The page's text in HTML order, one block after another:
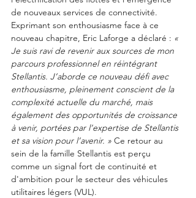
de nouveaux services de connectivité.
Exprimant son enthousiasme face à ce
nouveau chapitre, Eric Laforge a déclaré : «
Je suis ravi de revenir aux sources de mon
parcours professionnel en réintégrant
Stellantis. J’aborde ce nouveau défi avec
enthousiasme, pleinement conscient de la
complexité actuelle du marché, mais
également des opportunités de croissance
à venir, portées par l’expertise de Stellantis
et sa vision pour l’avenir. » Ce retour au
sein de la famille Stellantis est perçu
comme un signal fort de continuité et
d'ambition pour le secteur des véhicules
utilitaires légers (VUL).